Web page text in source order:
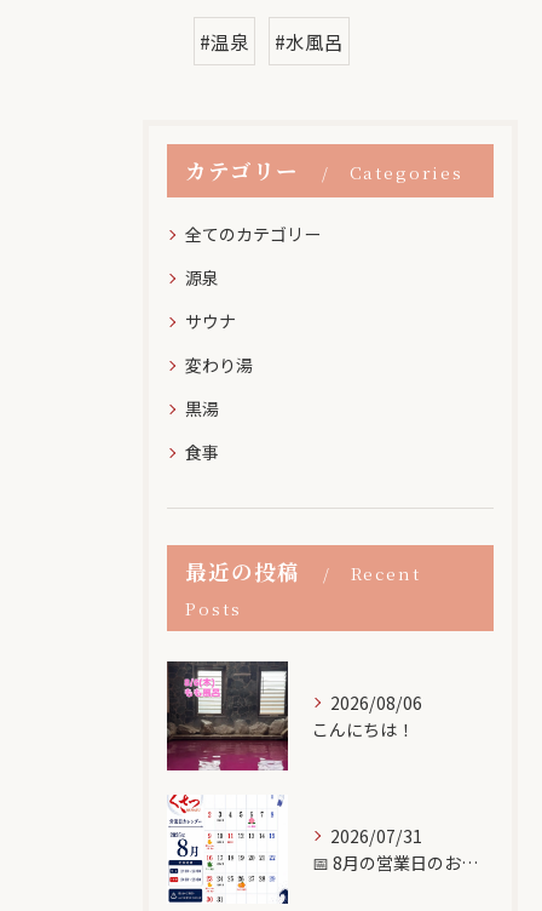
#温泉 #水風呂
カテゴリー Categories
全てのカテゴリー
源泉
サウナ
変わり湯
黒湯
食事
最近の投稿
Recent
Posts
2026/08/06
こんにちは！
2026/07/31
📅 8月の営業日のお知らせ♨️